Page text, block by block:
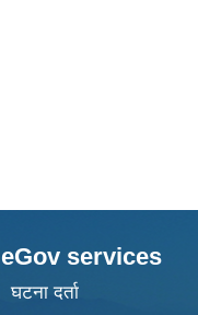
eGov services
घटना दर्ता